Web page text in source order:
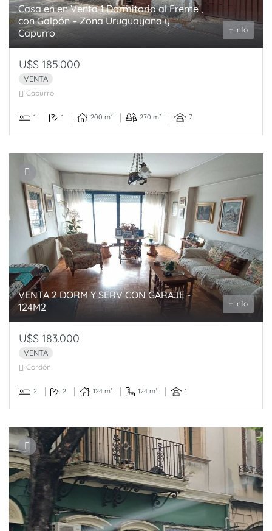
Casa en en Venta 1 Dormitorio al Frente ,
con Galpón – Zona Uruguayana y
Capurro
+ Info
U$S 185.000
VENTA
Capurro
1 1 200 m² 270 m² 7
VENTA 2 DORM Y SERV CON GARAJE -
124M2
+ Info
U$S 183.000
VENTA
Cordón
2 2 124 m² 124 m² 1